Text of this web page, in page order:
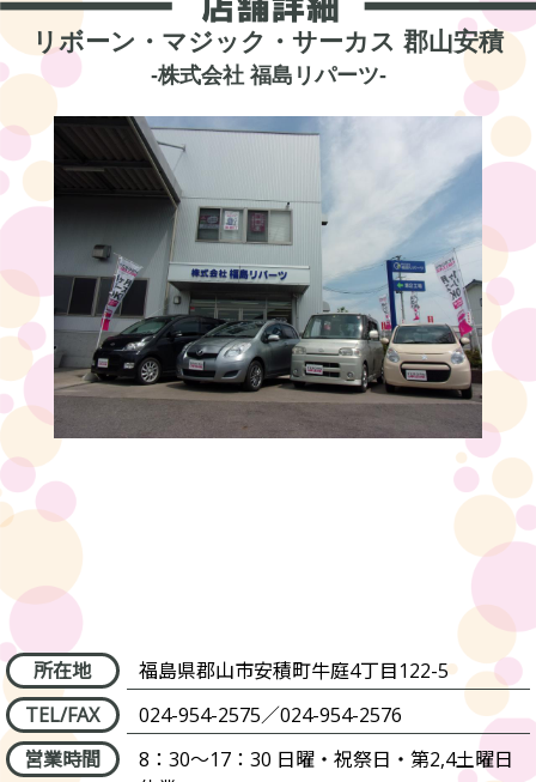
リボーン・マジック・サーカス 郡山安積
-株式会社 福島リパーツ-
所在地
福島県郡山市安積町牛庭4丁目122-5
TEL/FAX
024-954-2575／024-954-2576
営業時間
8：30～17：30 日曜・祝祭日・第2,4土曜日